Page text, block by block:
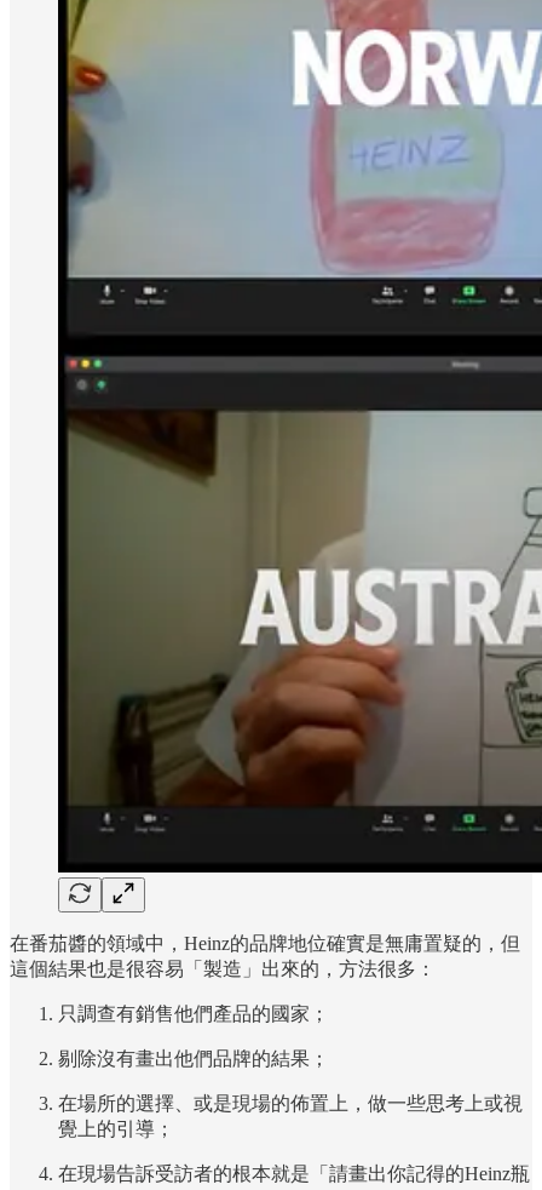
在番茄醬的領域中，Heinz的品牌地位確實是無庸置疑的，但
這個結果也是很容易「製造」出來的，方法很多：
只調查有銷售他們產品的國家；
剔除沒有畫出他們品牌的結果；
在場所的選擇、或是現場的佈置上，做一些思考上或視
覺上的引導；
在現場告訴受訪者的根本就是「請畫出你記得的Heinz瓶